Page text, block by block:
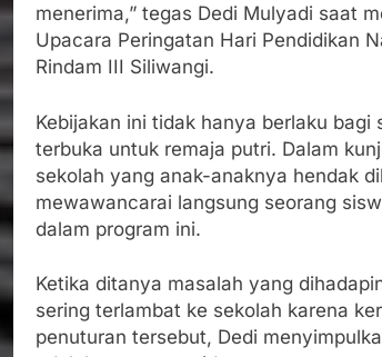
menerima,” tegas Dedi Mulyadi saat
Upacara Peringatan Hari Pendidikan
Rindam III Siliwangi.
Kebijakan ini tidak hanya berlaku
terbuka untuk remaja putri. Dalam
sekolah yang anak-anaknya hendak
mewawancarai langsung seorang
dalam program ini.
Ketika ditanya masalah yang
sering terlambat ke sekolah karena
penuturan tersebut, Dedi